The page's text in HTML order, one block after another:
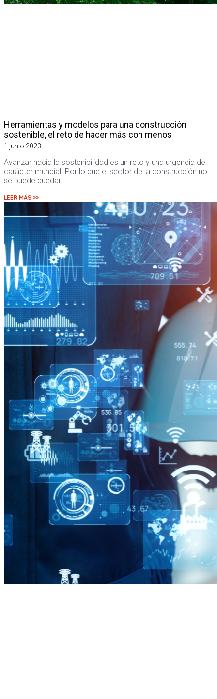
Herramientas y modelos para una construcción
sostenible, el reto de hacer más con menos
1 junio 2023
Avanzar hacia la sostenibilidad es un reto y una urgencia de
carácter mundial. Por lo que el sector de la construcción no
se puede quedar
LEER MÁS >>